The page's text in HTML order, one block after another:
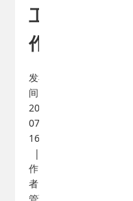
工
作
发布时
间：
2025-
07-16
16:44:37
|
作
者：